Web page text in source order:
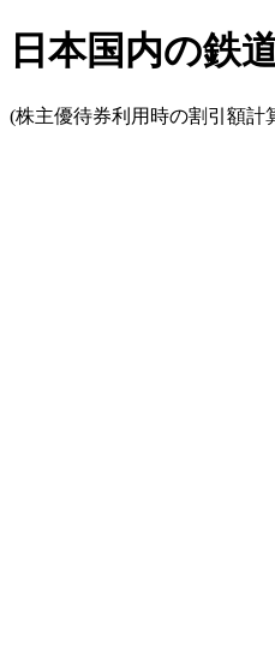
日本国内の鉄
(株主優待券利用時の割引額計